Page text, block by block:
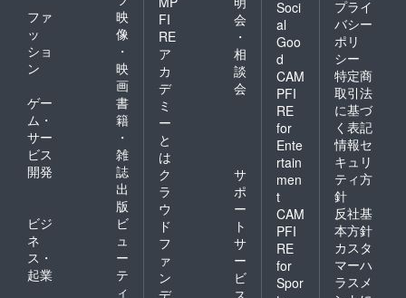
ファ
ッ
ショ
ン
映
像
・
映
画
ゲー
ム・
サー
ビス
開発
書
籍
・
雑
誌
出
版
ビジ
ネ
ス・
起業
ビ
ュ
ー
テ
ィ
FI
RE
ア
カ
デ
ミ
ー
と
は
会
・
相
談
会
ク
ラ
ウ
ド
フ
ァ
ン
デ
サ
ポ
ー
ト
サ
ー
ビ
ス
Soci
al
Goo
d
CAM
PFI
RE
for
Ente
rtain
men
t
CAM
PFI
RE
for
Spor
プライ
バシー
ポリ
シー
特定商
取引法
に基づ
く表記
情報セ
キュリ
ティ方
針
反社基
本方針
カスタ
マーハ
ラスメ